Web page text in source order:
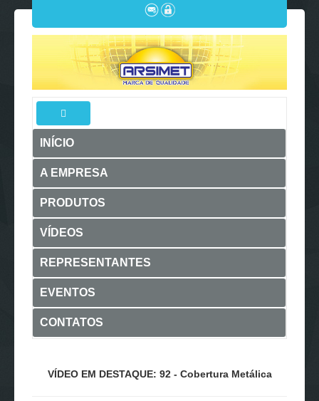
INÍCIO
A EMPRESA
PRODUTOS
VÍDEOS
REPRESENTANTES
EVENTOS
CONTATOS
VÍDEO EM DESTAQUE: 92 - Cobertura Metálica